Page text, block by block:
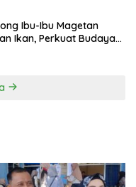
Ibu-Ibu Magetan
Ikan, Perkuat Budaya